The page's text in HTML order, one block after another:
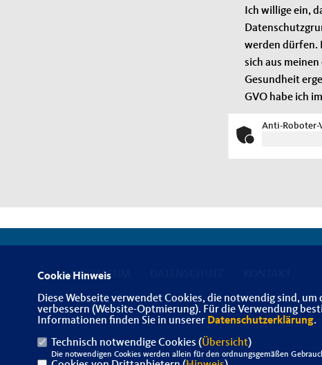
Ich willige ein,
werden dürfen.
sich aus
Gesundheit
GVO habe ich im
Anti-Roboter-
IMPRESSUM
Cookie Hinweis
Diese Webseite verwendet Cookies, die notwendig sind,
verbessern (Website-Optmierung). Für die Verwendung
Informationen finden Sie in unserer Datenschutzerklärung.
Technisch notwendige Cookies (Übersicht)
Die notwendigen Cookies werden allein für den ordnungsgemäßen